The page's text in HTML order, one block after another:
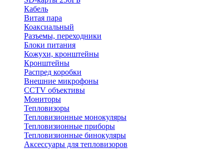
Кабель
Витая пара
Коаксиальный
Разъемы, переходники
Блоки питания
Кожухи, кронштейны
Кронштейны
Распред коробки
Внешние микрофоны
CCTV объективы
Мониторы
Тепловизоры
Тепловизионные монокуляры
Тепловизионные приборы
Тепловизионные бинокуляры
Аксессуары для тепловизоров